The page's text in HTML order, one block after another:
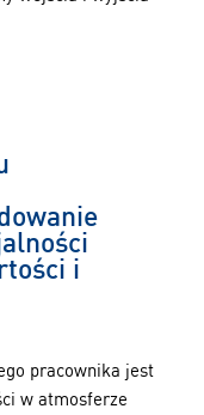
i
pracownika jest
w atmosferze